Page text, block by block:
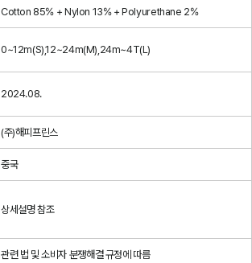
Cotton 85% + Nylon 13% + Polyurethane 2%
0~12m(S),12~24m(M),24m~4T(L)
2024.08.
(주)해피프린스
중국
상세설명 참조
관련 법 및 소비자 분쟁해결 규정에 따름